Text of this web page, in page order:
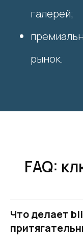
галерей;
рынок.
FAQ:
Что делает